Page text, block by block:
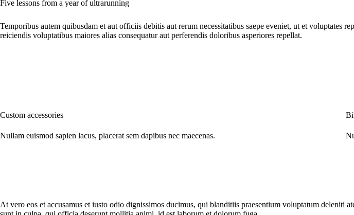
Five lessons from a year of ultrarunning
Temporibus autem quibusdam et aut officiis debitis aut rerum necessitatibus saepe eveniet, ut et voluptates
reiciendis voluptatibus maiores alias consequatur aut perferendis doloribus asperiores repellat.
Custom accessories
Nullam euismod sapien lacus, placerat sem dapibus nec maecenas.
At vero eos et accusamus et iusto odio dignissimos ducimus, qui blanditiis praesentium voluptatum deleniti